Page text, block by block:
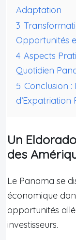
Adaptation
3
Opportunités
4 Aspects
Quotidien
5 Conclusion
d’Expatriation
Un
des
Le Panama se
économique
opportunités
investisseurs.